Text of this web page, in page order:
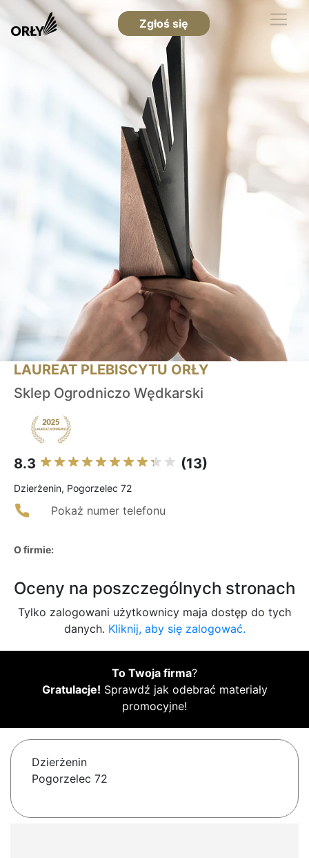
Zgłoś się
LAUREAT PLEBISCYTU ORŁY
Sklep Ogrodniczo Wędkarski
8.3 (13)
Dzierżenin, Pogorzelec 72
Pokaż numer telefonu
O firmie:
Oceny na poszczególnych stronach
Tylko zalogowani użytkownicy maja dostęp do tych
danych. Kliknij, aby się zalogować.
To Twoja firma?
Gratulacje! Sprawdź jak odebrać materiały
promocyjne!
Dzierżenin
Pogorzelec 72